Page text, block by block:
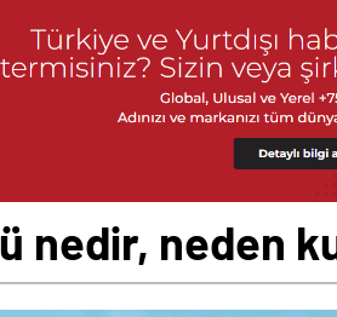
nedir, neden